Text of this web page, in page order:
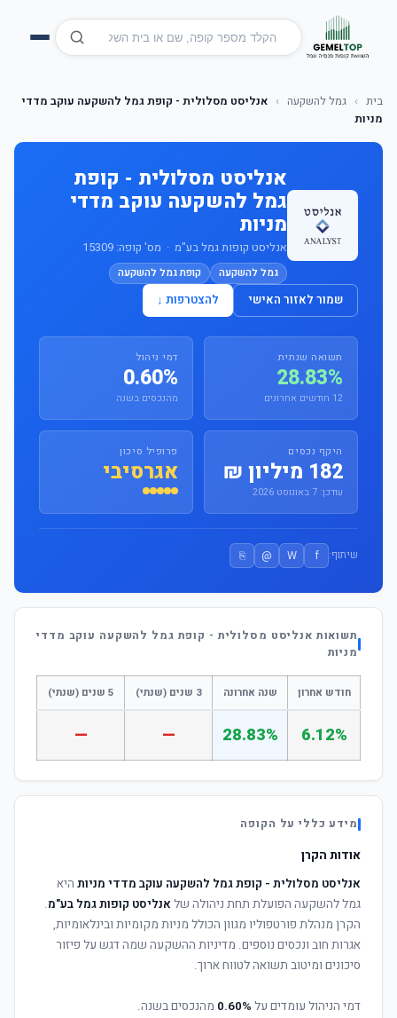
בית › גמל להשקעה › אנליסט מסלולית - קופת גמל להשקעה עוקב מדדי
מניות
אנליסט מסלולית - קופת
גמל להשקעה עוקב מדדי
מניות
אנליסט קופות גמל בע"מ · מס' קופה: 15309
גמל להשקעה קופת גמל להשקעה
שמור לאזור האישי להצטרפות ↓
תשואה שנתית
28.83%
12 חודשים אחרונים
דמי ניהול
0.60%
מהנכסים בשנה
היקף נכסים
182 מיליון ₪
עודכן: 7 באוגוסט 2026
פרופיל סיכון
אגרסיבי
שיתוף: f
W
@
⎘
תשואות אנליסט מסלולית - קופת גמל להשקעה עוקב מדדי
מניות
חודש אחרון שנה אחרונה 3 שנים (שנתי) 5 שנים (שנתי)
6.12%
28.83%
—
—
מידע כללי על הקופה
אודות הקרן
אנליסט מסלולית - קופת גמל להשקעה עוקב מדדי מניות היא
גמל להשקעה הפועלת תחת ניהולה של אנליסט קופות גמל בע"מ.
הקרן מנהלת פורטפוליו מגוון הכולל מניות מקומיות ובינלאומיות,
אגרות חוב ונכסים נוספים. מדיניות ההשקעה שמה דגש על פיזור
סיכונים ומיטוב תשואה לטווח ארוך.
דמי הניהול עומדים על 0.60% מהנכסים בשנה.